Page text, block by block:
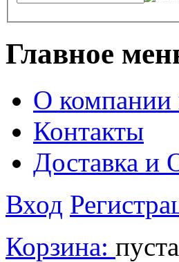
Главное
О компании
Контакты
Доставка и
Вход
Корзина: пуста